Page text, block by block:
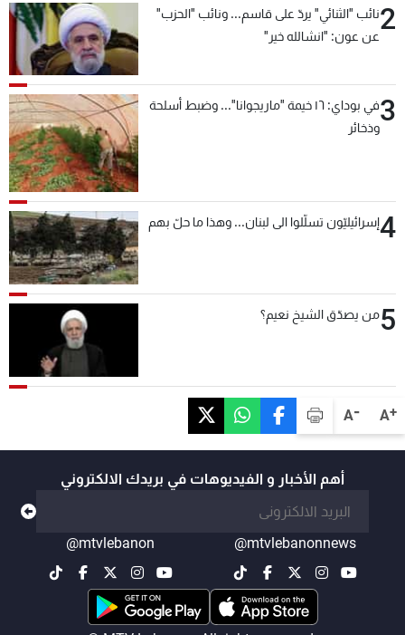
A+
A-
2نائب "الثنائي" يردّ على قاسم... ونائب "الحزب"
عن عون: "انشالله خير"
3
في بوداي: ١٦ خيمة "ماريجوانا"... وضبط أسلحة
وذخائر
4إسرائيليّون تسلّلوا الى لبنان... وهذا ما حلّ بهم
5من يصدّق الشيخ نعيم؟
أهم الأخبار و الفيديوهات في بريدك الالكتروني
@mtvlebanonnews
@mtvlebanon